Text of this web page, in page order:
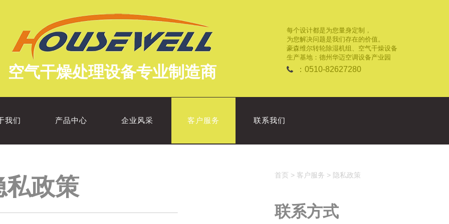
空气干燥处理设备专业制造商
每个设计都是为您量身定制，
为您解决问题是我们存在的价值。
豪森维尔转轮除湿机组、空气干燥设备
生产基地：德州华迈空调设备产业园
：0510-82627280
我们 产品中心 企业风采 客户服务 联系我们
私政策 首页 > 客户服务 > 隐私政策
联系方式